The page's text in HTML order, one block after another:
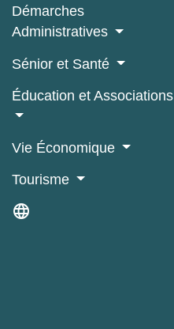
Démarches
Administratives
Sénior et Santé
Éducation et Associations
Vie Économique
Tourisme
language